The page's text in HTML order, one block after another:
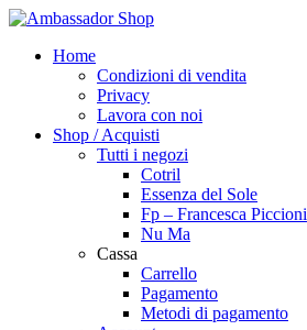
Home
Condizioni di vendita
Privacy
Lavora con noi
Shop / Acquisti
Tutti i negozi
Cotril
Essenza del Sole
Fp – Francesca Piccioni
Nu Ma
Cassa
Carrello
Pagamento
Metodi di pagamento